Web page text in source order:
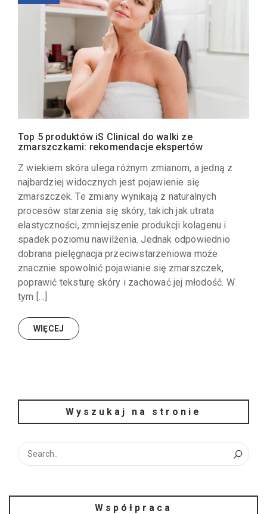
Top 5 produktów iS Clinical do walki ze
zmarszczkami: rekomendacje ekspertów
Z wiekiem skóra ulega różnym zmianom, a jedną z
najbardziej widocznych jest pojawienie się
zmarszczek. Te zmiany wynikają z naturalnych
procesów starzenia się skóry, takich jak utrata
elastyczności, zmniejszenie produkcji kolagenu i
spadek poziomu nawilżenia. Jednak odpowiednio
dobrana pielęgnacja przeciwstarzeniowa może
znacznie spowolnić pojawianie się zmarszczek,
poprawić teksturę skóry i zachować jej młodość. W
tym […]
WIĘCEJ
Wyszukaj na stronie
Współpraca